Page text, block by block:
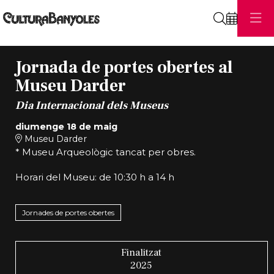
Jornada de portes obertes al
Museu Darder
Dia Internacional dels Museus
diumenge 18 de maig
Museu Darder
* Museu Arqueològic tancat per obres.
Horari del Museu: de 10:30 h a 14 h
Jornades de portes obertes
Finalitzat
2025